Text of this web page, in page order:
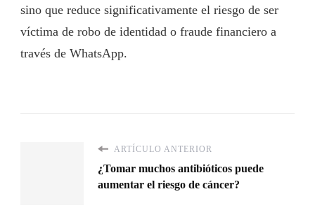
sino que reduce significativamente el riesgo de ser
víctima de robo de identidad o fraude financiero a
través de WhatsApp.
ARTÍCULO ANTERIOR
¿Tomar muchos antibióticos puede
aumentar el riesgo de cáncer?